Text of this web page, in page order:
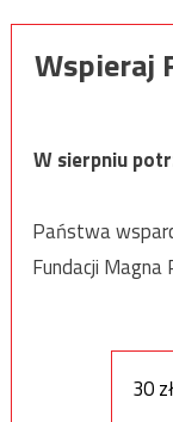
Wspieraj
W sierpniu
Państwa
Fundacji Magna
30 zł